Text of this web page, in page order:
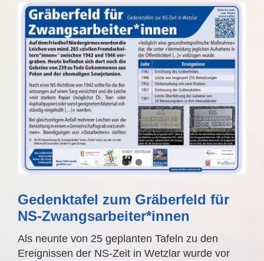
Zeige
grösseres
Bild
Gedenktafel zum Gräberfeld für
NS-Zwangsarbeiter*innen
Als neunte von 25 geplanten Tafeln zu den
Ereignissen der NS-Zeit in Wetzlar wurde vor